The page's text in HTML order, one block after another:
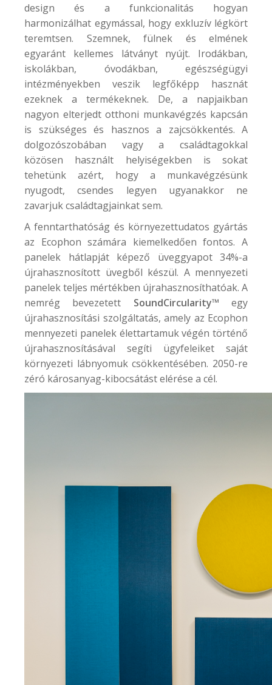
design és a funkcionalitás hogyan
harmonizálhat egymással, hogy exkluzív légkört
teremtsen. Szemnek, fülnek és elmének
egyaránt kellemes látványt nyújt. Irodákban,
iskolákban, óvodákban, egészségügyi
intézményekben veszik legfőképp hasznát
ezeknek a termékeknek. De, a napjaikban
nagyon elterjedt otthoni munkavégzés kapcsán
is szükséges és hasznos a zajcsökkentés. A
dolgozószobában vagy a családtagokkal
közösen használt helyiségekben is sokat
tehetünk azért, hogy a munkavégzésünk
nyugodt, csendes legyen ugyanakkor ne
zavarjuk családtagjainkat sem.
A fenntarthatóság és környezettudatos gyártás
az Ecophon számára kiemelkedően fontos. A
panelek hátlapját képező üveggyapot 34%-a
újrahasznosított üvegből készül. A mennyezeti
panelek teljes mértékben újrahasznosíthatóak. A
nemrég bevezetett SoundCircularity™ egy
újrahasznosítási szolgáltatás, amely az Ecophon
mennyezeti panelek élettartamuk végén történő
újrahasznosításával segíti ügyfeleiket saját
környezeti lábnyomuk csökkentésében. 2050-re
zéró károsanyag-kibocsátást elérése a cél.